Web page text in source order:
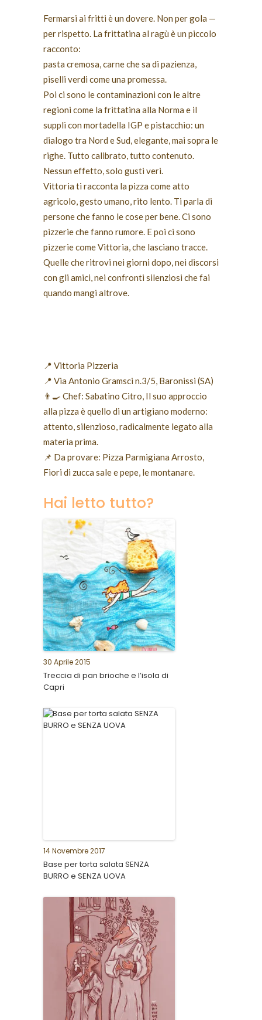
Fermarsi ai fritti è un dovere. Non per gola —
per rispetto. La frittatina al ragù è un piccolo
racconto:
pasta cremosa, carne che sa di pazienza,
piselli verdi come una promessa.
Poi ci sono le contaminazioni con le altre
regioni come la frittatina alla Norma e il
supplì con mortadella IGP e pistacchio: un
dialogo tra Nord e Sud, elegante, mai sopra le
righe. Tutto calibrato, tutto contenuto.
Nessun effetto, solo gusti veri.
Vittoria ti racconta la pizza come atto
agricolo, gesto umano, rito lento. Ti parla di
persone che fanno le cose per bene. Ci sono
pizzerie che fanno rumore. E poi ci sono
pizzerie come Vittoria, che lasciano tracce.
Quelle che ritrovi nei giorni dopo, nei discorsi
con gli amici, nei confronti silenziosi che fai
quando mangi altrove.
📍 Vittoria Pizzeria
📍 Via Antonio Gramsci n.3/5, Baronissi (SA)
👨🍳 Chef: Sabatino Citro, Il suo approccio
alla pizza è quello di un artigiano moderno:
attento, silenzioso, radicalmente legato alla
materia prima.
📌 Da provare: Pizza Parmigiana Arrosto,
Fiori di zucca sale e pepe, le montanare.
Hai letto tutto?
30 Aprile 2015
Treccia di pan brioche e l’isola di
Capri
14 Novembre 2017
Base per torta salata SENZA
BURRO e SENZA UOVA